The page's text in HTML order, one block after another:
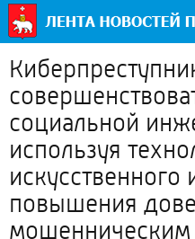
социальной
используя
искусственного
повышения